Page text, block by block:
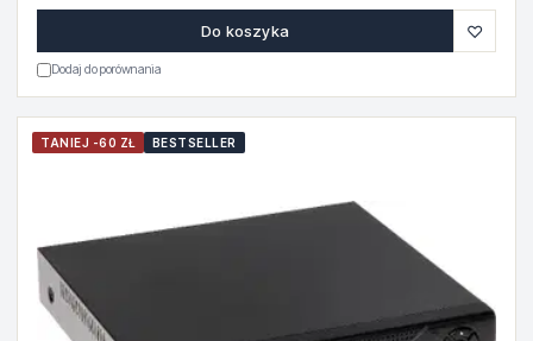
Do koszyka ♡
Dodaj do porównania
TANIEJ -60 ZŁ BESTSELLER